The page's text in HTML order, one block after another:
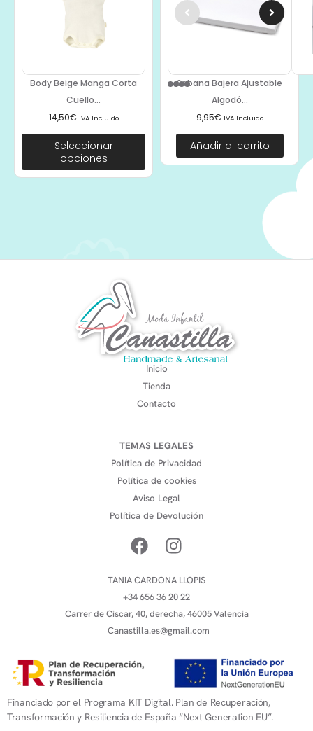
Body Beige Manga Corta
Cuello...
14,50€ IVA Incluido
Seleccionar
opciones
Sabana Bajera Ajustable
Algodó...
9,95€ IVA Incluido
Añadir al carrito
Inicio
Tienda
Contacto
TEMAS LEGALES
Política de Privacidad
Política de cookies
Aviso Legal
Política de Devolución
TANIA CARDONA LLOPIS
+34 656 36 20 22
Carrer de Ciscar, 40, derecha, 46005 Valencia
Canastilla.es@gmail.com
Financiado por el Programa KIT Digital. Plan de Recuperación,
Transformación y Resiliencia de España “Next Generation EU”.